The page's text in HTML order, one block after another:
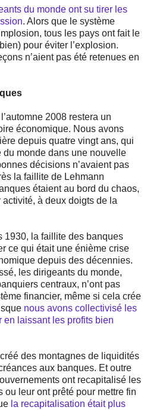
du monde ont su tirer les
. Alors que le système
tous les pays ont fait le
pour éviter l’explosion.
n’aient pas été retenues en
2008 restera un
économique. Nous avons
depuis quatre vingt ans, qui
du monde dans une nouvelle
décisions n’avaient pas
la faillite de Lehmann
étaient au bord du chaos,
à deux doigts de la
1930, la faillite des banques
ce qui était une énième crise
depuis des décennies.
les dirigeants du monde,
centraux, n’ont pas
financier, même si cela crée
nous avons collectivisé les
en laissant les profits bien
des montagnes de liquidités
aux banques. Et outre
ont recapitalisé les
ou leur ont prêté pour mettre fin
la recapitalisation était plus